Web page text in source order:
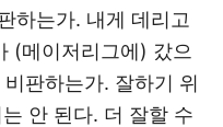
하는가. 내게 데리고
(메이저리그에) 갔으
판하는가. 잘하기 위
안 된다. 더 잘할 수